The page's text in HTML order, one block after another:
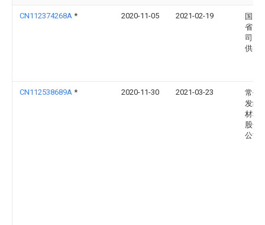
CN112374268A * 2020-11-05 2021-02-19
国网
省电
司昌
供电
CN112538689A * 2020-11-30 2021-03-23
常州
发纵
材料
股份
公司